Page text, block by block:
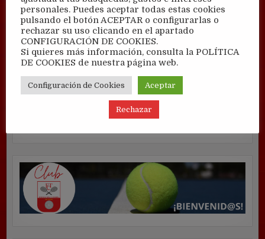
personales. Puedes aceptar todas estas cookies
pulsando el botón ACEPTAR o configurarlas o
rechazar su uso clicando en el apartado
CONFIGURACIÓN DE COOKIES.
Si quieres más información, consulta la POLÍTICA
DE COOKIES de nuestra página web.
Configuración de Cookies Aceptar
Rechazar